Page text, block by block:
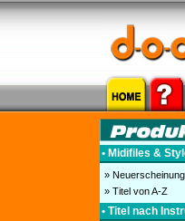
• Midifiles &
»
» Titel von A-Z
• Titel nach